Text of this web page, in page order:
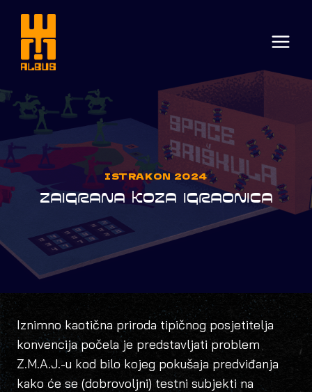
content
ISTRAKON 2024
ZAIGRANA KOZA IGRAONICA
Iznimno kaotična priroda tipičnog posjetitelja
konvencija počela je predstavljati problem
Z.M.A.J.-u kod bilo kojeg pokušaja predviđanja
kako će se (dobrovoljni) testni subjekti na